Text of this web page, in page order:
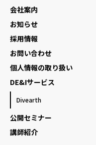
会社案内
お知らせ
採用情報
お問い合わせ
個人情報の取り扱い
DE&Iサービス
Divearth
公開セミナー
講師紹介